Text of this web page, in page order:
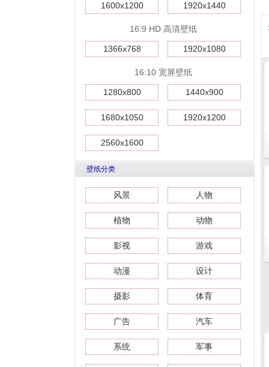
1600x1200 1920x1440
16:9 HD 高清壁纸
1366x768 1920x1080
16:10 宽屏壁纸
1280x800 1440x900
1680x1050 1920x1200
2560x1600
壁纸分类
风景 人物
植物 动物
影视 游戏
动漫 设计
摄影 体育
广告 汽车
系统 军事